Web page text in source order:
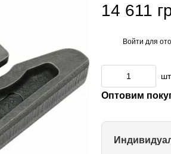
14 611
Войти для
шт
Оптовим